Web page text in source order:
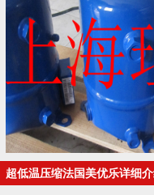
超低温压缩法国美优乐详细